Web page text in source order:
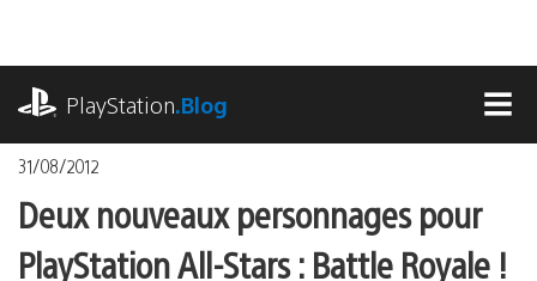
contenu
PlayStation.Blog
31/08/2012
Deux nouveaux personnages pour
PlayStation All-Stars : Battle Royale !